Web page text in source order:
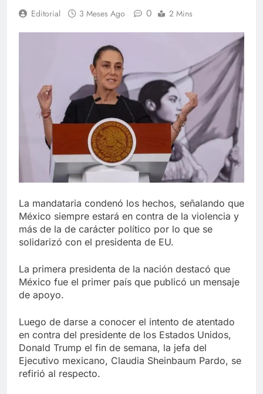
Editorial 3 Meses Ago 0 2 Mins
La mandataria condenó los hechos, señalando que
México siempre estará en contra de la violencia y
más de la de carácter político por lo que se
solidarizó con el presidenta de EU.
La primera presidenta de la nación destacó que
México fue el primer país que publicó un mensaje
de apoyo.
Luego de darse a conocer el intento de atentado
en contra del presidente de los Estados Unidos,
Donald Trump el fin de semana, la jefa del
Ejecutivo mexicano, Claudia Sheinbaum Pardo, se
refirió al respecto.